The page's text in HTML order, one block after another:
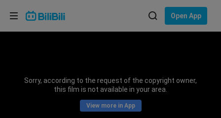
Open App
Sorry, according to the request of the copyright owner,
this film is not available in your area.
View more in App
Choose your language